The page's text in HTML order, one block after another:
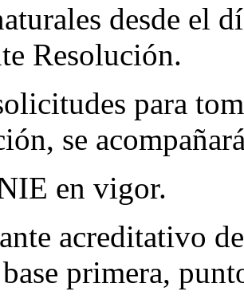
desde el
Resolución.
para
se
en vigor.
acreditativo
primera,